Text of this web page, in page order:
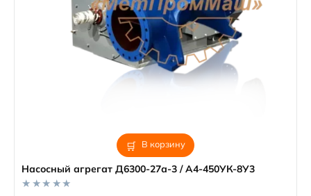
В корзину
Насосный агрегат Д6300-27а-3 / А4-450УК-8У3